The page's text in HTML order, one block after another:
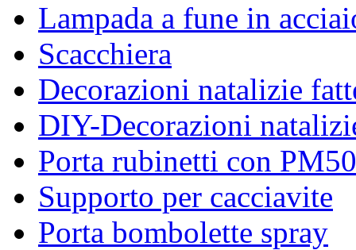
Lampada a fune in
Scacchiera
Decorazioni natalizie
DIY-Decorazioni
Porta rubinetti con
Supporto per cacciavite
Porta bombolette spray